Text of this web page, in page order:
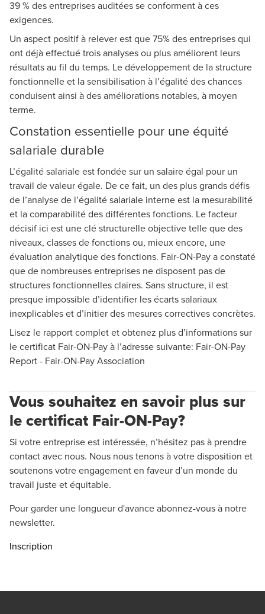
39 % des entreprises auditées se conforment à ces
exigences.
Un aspect positif à relever est que 75% des entreprises qui
ont déjà effectué trois analyses ou plus améliorent leurs
résultats au fil du temps. Le développement de la structure
fonctionnelle et la sensibilisation à l’égalité des chances
conduisent ainsi à des améliorations notables, à moyen
terme.
Constation essentielle pour une équité
salariale durable
L’égalité salariale est fondée sur un salaire égal pour un
travail de valeur égale. De ce fait, un des plus grands défis
de l’analyse de l’égalité salariale interne est la mesurabilité
et la comparabilité des différentes fonctions. Le facteur
décisif ici est une clé structurelle objective telle que des
niveaux, classes de fonctions ou, mieux encore, une
évaluation analytique des fonctions. Fair-ON-Pay a constaté
que de nombreuses entreprises ne disposent pas de
structures fonctionnelles claires. Sans structure, il est
presque impossible d’identifier les écarts salariaux
inexplicables et d’initier des mesures correctives concrètes.
Lisez le rapport complet et obtenez plus d’informations sur
le certificat Fair-ON-Pay à l’adresse suivante: Fair-ON-Pay
Report - Fair-ON-Pay Association
Vous souhaitez en savoir plus sur
le certificat Fair-ON-Pay?
Si votre entreprise est intéressée, n’hésitez pas à prendre
contact avec nous. Nous nous tenons à votre disposition et
soutenons votre engagement en faveur d’un monde du
travail juste et équitable.
Pour garder une longueur d'avance abonnez-vous à notre
newsletter.
Inscription